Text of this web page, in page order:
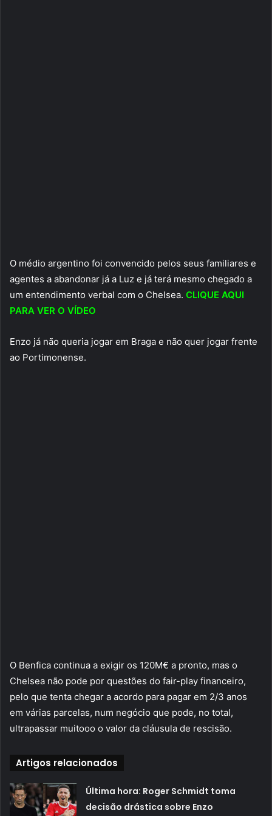
O médio argentino foi convencido pelos seus familiares e
agentes a abandonar já a Luz e já terá mesmo chegado a
um entendimento verbal com o Chelsea. CLIQUE AQUI
PARA VER O VÍDEO
Enzo já não queria jogar em Braga e não quer jogar frente
ao Portimonense.
O Benfica continua a exigir os 120M€ a pronto, mas o
Chelsea não pode por questões do fair-play financeiro,
pelo que tenta chegar a acordo para pagar em 2/3 anos
em várias parcelas, num negócio que pode, no total,
ultrapassar muitooo o valor da cláusula de rescisão.
Artigos relacionados
Última hora: Roger Schmidt toma
decisão drástica sobre Enzo